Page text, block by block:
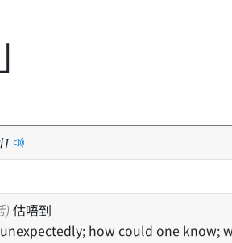
1
) 估唔到
unexpectedly; how could one know;